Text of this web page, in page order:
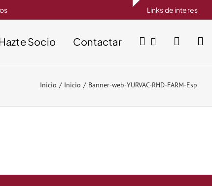
Links de interes
Socio Contactar
Inicio Inicio Banner-web-YURVAC-RHD-FARM-Esp